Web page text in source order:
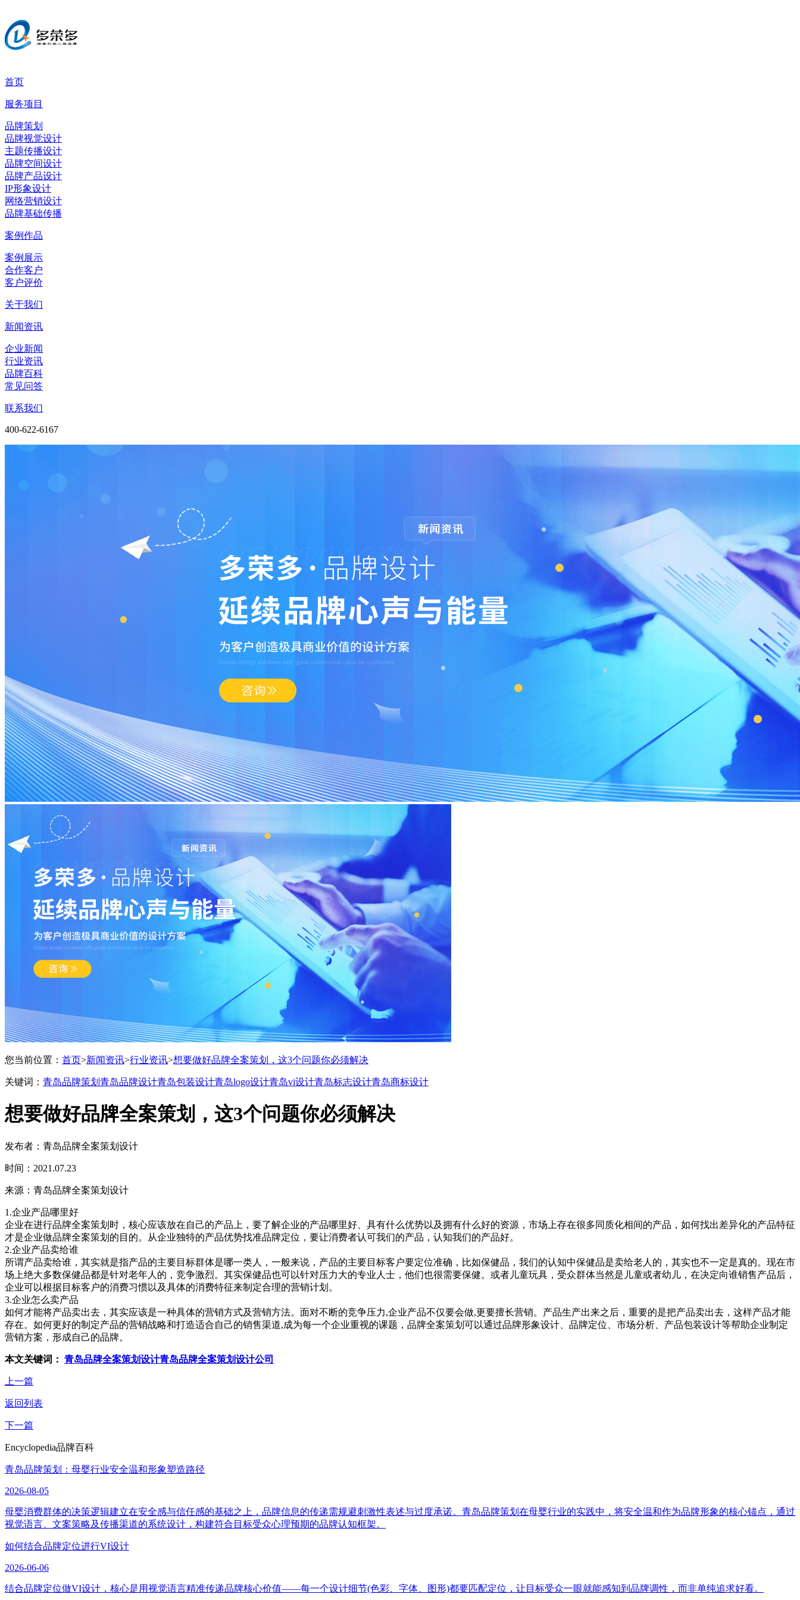
首页
服务项目
品牌策划
品牌视觉设计
主题传播设计
品牌空间设计
品牌产品设计
IP形象设计
网络营销设计
品牌基础传播
案例作品
案例展示
合作客户
客户评价
关于我们
新闻资讯
企业新闻
行业资讯
品牌百科
常见问答
联系我们
400-622-6167
您当前位置： 首页>新闻资讯>行业资讯>想要做好品牌全案策划，这3个问题你必须解决
关键词： 青岛品牌策划 青岛品牌设计青岛包装设计青岛logo设计青岛vi设计青岛标志设计青岛商标设计
想要做好品牌全案策划，这3个问题你必须解决
发布者：青岛品牌全案策划设计
时间：2021.07.23
来源：青岛品牌全案策划设计
1.企业产品哪里好
企业在进行品牌全案策划时，核心应该放在自己的产品上，要了解企业的产品哪里好、具有什么优势以及拥有什么好的资源，市场上存在很多同质化相间的产品，如何找出差异化的产品特征
才是企业做品牌全案策划的目的。从企业独特的产品优势找准品牌定位，要让消费者认可我们的产品，认知我们的产品好。
2.企业产品卖给谁
所谓产品卖给谁，其实就是指产品的主要目标群体是哪一类人，一般来说，产品的主要目标客户要定位准确，比如保健品，我们的认知中保健品是卖给老人的，其实也不一定是真的。现在市
场上绝大多数保健品都是针对老年人的，竞争激烈。其实保健品也可以针对压力大的专业人士，他们也很需要保健。或者儿童玩具，受众群体当然是儿童或者幼儿，在决定向谁销售产品后，
企业可以根据目标客户的消费习惯以及具体的消费特征来制定合理的营销计划。
3.企业怎么卖产品
如何才能将产品卖出去，其实应该是一种具体的营销方式及营销方法。面对不断的竞争压力,企业产品不仅要会做,更要擅长营销。产品生产出来之后，重要的是把产品卖出去，这样产品才能
存在。如何更好的制定产品的营销战略和打造适合自己的销售渠道,成为每一个企业重视的课题，品牌全案策划可以通过品牌形象设计、品牌定位、市场分析、产品包装设计等帮助企业制定
营销方案，形成自己的品牌。
本文关键词： 青岛品牌全案策划设计青岛品牌全案策划设计公司
上一篇
返回列表
下一篇
Encyclopedia品牌百科
青岛品牌策划：母婴行业安全温和形象塑造路径
2026-08-05
母婴消费群体的决策逻辑建立在安全感与信任感的基础之上，品牌信息的传递需规避刺激性表述与过度承诺。青岛品牌策划在母婴行业的实践中，将安全温和作为品牌形象的核心锚点，通过
视觉语言、文案策略及传播渠道的系统设计，构建符合目标受众心理预期的品牌认知框架。
如何结合品牌定位进行VI设计
2026-06-06
结合品牌定位做VI设计，核心是用视觉语言精准传递品牌核心价值——每一个设计细节(色彩、字体、图形)都要匹配定位，让目标受众一眼就能感知到品牌调性，而非单纯追求好看。